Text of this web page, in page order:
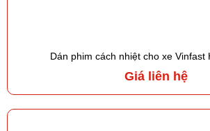
Dán phim cách nhiệt cho xe Vinfast
Giá liên hệ